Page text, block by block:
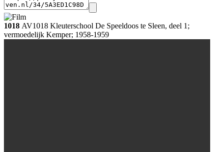
1018 AV1018 Kleuterschool De Speeldoos te Sleen, deel 1;
vermoedelijk Kemper; 1958-1959